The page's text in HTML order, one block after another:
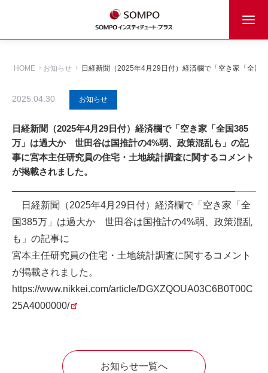
HOME お知らせ 日経新聞（2025年4月29日付）経済欄で「空き家「全
2025.04.30 お知らせ
日経新聞（2025年4月29日付）経済欄で「空き家「全国385
万」は過大か 世田谷は国推計の4%弱、政策混乱も」の記
事に宮本主任研究員の住宅・土地統計調査に関するコメント
が掲載されました。
日経新聞（2025年4月29日付）経済欄で「空き家「全
国385万」は過大か 世田谷は国推計の4%弱、政策混乱
も」の記事に
宮本主任研究員の住宅・土地統計調査に関するコメント
が掲載されました。
https://www.nikkei.com/article/DGXZQOUA03C6B0T00C
25A4000000/
お知らせ一覧へ